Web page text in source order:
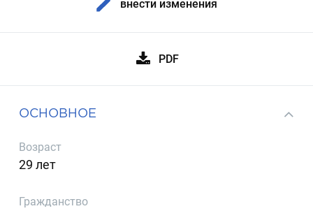
внести изменения
PDF
ОСНОВНОЕ
Возраст
29 лет
Гражданство